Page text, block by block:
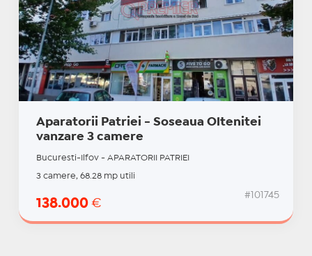
Aparatorii Patriei - Soseaua Oltenitei
vanzare 3 camere
Bucuresti-Ilfov - APARATORII PATRIEI
3 camere, 68.28 mp utili
138.000 €
#101745